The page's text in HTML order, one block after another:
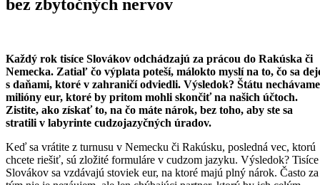
bez zbytočných nervov
Každý rok tisíce Slovákov odchádzajú za prácou do Rakúska či
Nemecka. Zatiaľ čo výplata poteší, málokto myslí na to, čo sa
s daňami, ktoré v zahraničí odviedli. Výsledok? Štátu nechávame
milióny eur, ktoré by pritom mohli skončiť na našich účtoch.
Zistite, ako získať to, na čo máte nárok, bez toho, aby ste sa
stratili v labyrinte cudzojazyčných úradov.
Keď sa vrátite z turnusu v Nemecku či Rakúsku, posledná vec, ktorú
chcete riešiť, sú zložité formuláre v cudzom jazyku. Výsledok? Tisíce
Slovákov sa vzdávajú stoviek eur, na ktoré majú plný nárok. Často za